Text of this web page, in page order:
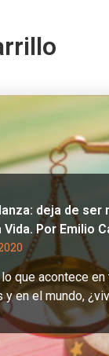
deja de ser
Vida. Por Emilio
que acontece en
y en el mundo,